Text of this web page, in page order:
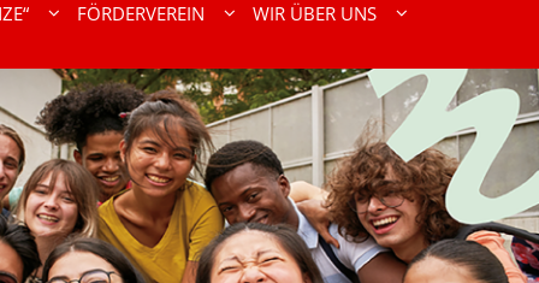
FÖRDERVEREIN WIR ÜBER UNS